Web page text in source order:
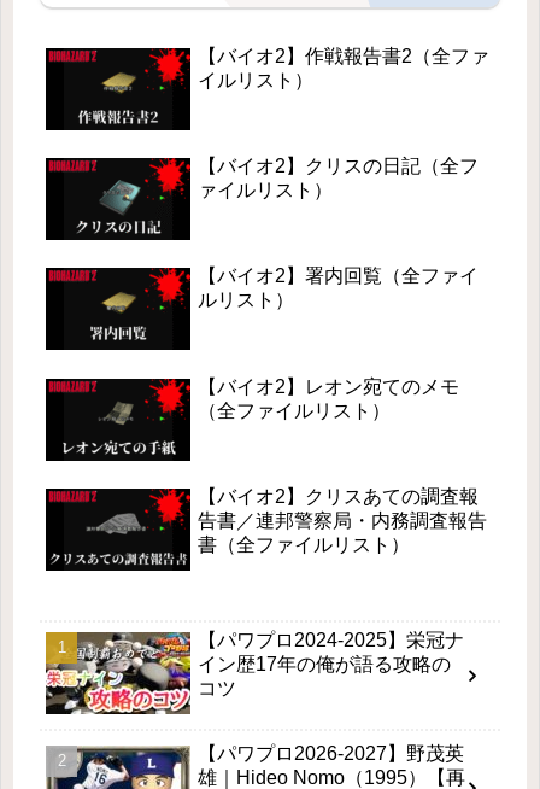
【バイオ2】作戦報告書2（全ファ
イルリスト）
【バイオ2】クリスの日記（全フ
ァイルリスト）
【バイオ2】署内回覧（全ファイ
ルリスト）
【バイオ2】レオン宛てのメモ
（全ファイルリスト）
【バイオ2】クリスあての調査報
告書／連邦警察局・内務調査報告
書（全ファイルリスト）
【パワプロ2024-2025】栄冠ナ
イン歴17年の俺が語る攻略の
コツ
【パワプロ2026-2027】野茂英
雄｜Hideo Nomo（1995）【再